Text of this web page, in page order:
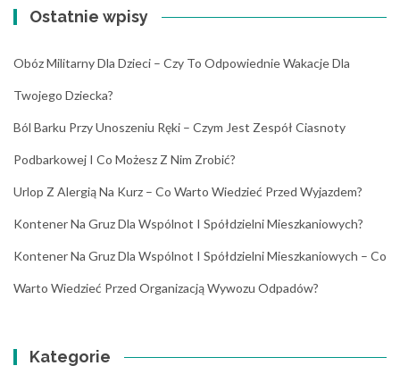
Ostatnie wpisy
Obóz Militarny Dla Dzieci – Czy To Odpowiednie Wakacje Dla
Twojego Dziecka?
Ból Barku Przy Unoszeniu Ręki – Czym Jest Zespół Ciasnoty
Podbarkowej I Co Możesz Z Nim Zrobić?
Urlop Z Alergią Na Kurz – Co Warto Wiedzieć Przed Wyjazdem?
Kontener Na Gruz Dla Wspólnot I Spółdzielni Mieszkaniowych?
Kontener Na Gruz Dla Wspólnot I Spółdzielni Mieszkaniowych – Co
Warto Wiedzieć Przed Organizacją Wywozu Odpadów?
Kategorie